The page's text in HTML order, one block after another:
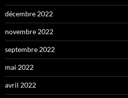
décembre 2022
novembre 2022
septembre 2022
mai 2022
avril 2022